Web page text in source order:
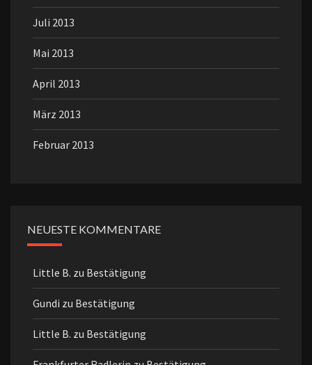
Juli 2013
Mai 2013
April 2013
März 2013
Februar 2013
NEUESTE KOMMENTARE
Little B. zu Bestätigung
Gundi zu Bestätigung
Little B. zu Bestätigung